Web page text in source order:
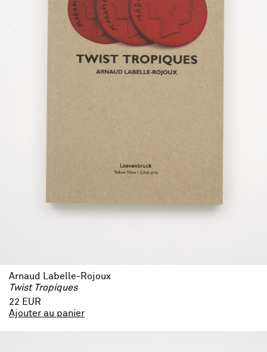
Arnaud Labelle-Rojoux
Twist Tropiques
22 EUR
Ajouter au panier